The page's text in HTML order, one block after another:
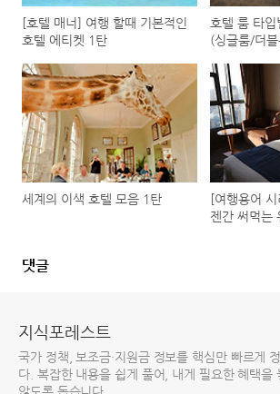
[호텔 매너] 여행 할때 기본적인
호텔 에티켓 1탄
호텔 룸 타
(싱글룸/더
세계의 이색 호텔 모음 1탄
[여행용어
젠간 써먹는
댓글
지식포레스트
국가 정책, 보조금·지원금 정보를 핵심만 빠르게
다. 복잡한 내용을 쉽게 풀어, 내게 필요한 혜택을
않도록 돕습니다.